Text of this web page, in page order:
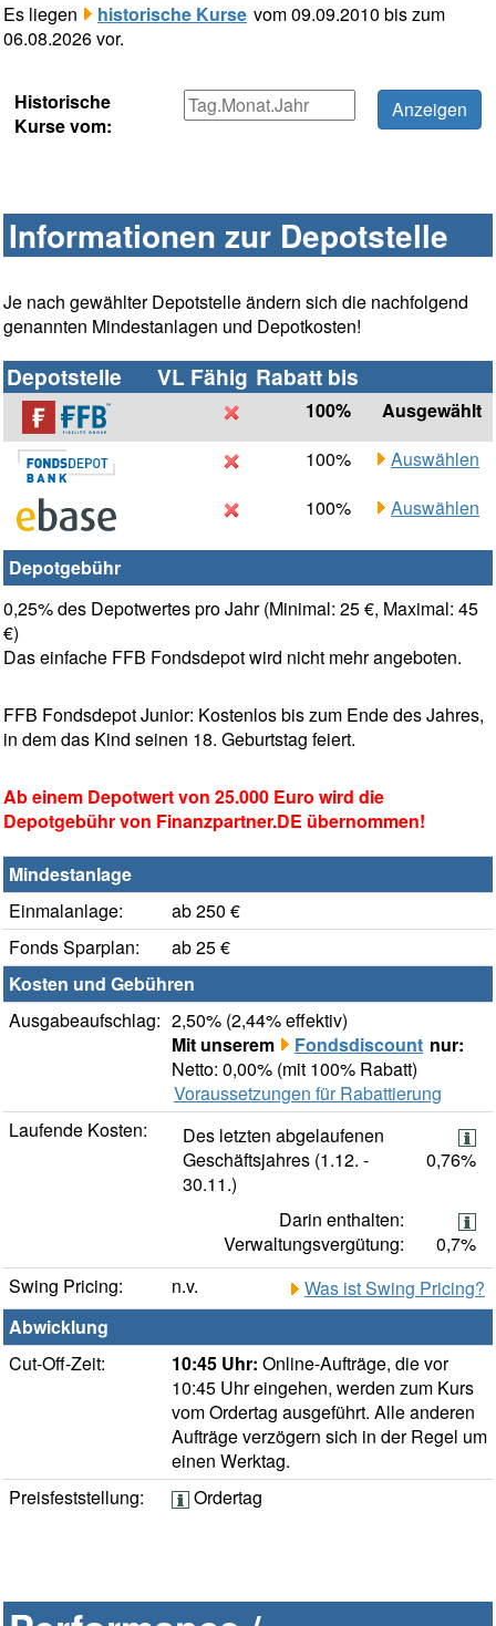
Es liegen
historische Kurse vom 09.09.2010 bis zum
06.08.2026 vor.
Historische
Kurse vom:
Informationen zur Depotstelle
Je nach gewählter Depotstelle ändern sich die nachfolgend
genannten Mindestanlagen und Depotkosten!
Depotstelle VL Fähig Rabatt bis
100%
Ausgewählt
100%
Auswählen
100%
Auswählen
Depotgebühr
0,25% des Depotwertes pro Jahr (Minimal: 25 €, Maximal: 45
€)
Das einfache FFB Fondsdepot wird nicht mehr angeboten.
FFB Fondsdepot Junior: Kostenlos bis zum Ende des Jahres,
in dem das Kind seinen 18. Geburtstag feiert.
Ab einem Depotwert von 25.000 Euro wird die
Depotgebühr von Finanzpartner.DE übernommen!
Mindestanlage
Einmalanlage:
ab 250 €
Fonds Sparplan:
ab 25 €
Kosten und Gebühren
Ausgabeaufschlag: 2,50% (2,44% effektiv)
Mit unserem
Fondsdiscount nur:
Netto: 0,00% (mit 100% Rabatt)
Voraussetzungen für Rabattierung
Laufende Kosten:
Des letzten abgelaufenen
Geschäftsjahres (1.12. -
30.11.)
0,76%
Darin enthalten:
Verwaltungsvergütung:
0,7%
Swing Pricing:
n.v.
Was ist Swing Pricing?
Abwicklung
Cut-Off-Zeit:
10:45 Uhr: Online-Aufträge, die vor
10:45 Uhr eingehen, werden zum Kurs
vom Ordertag ausgeführt. Alle anderen
Aufträge verzögern sich in der Regel um
einen Werktag.
Preisfeststellung:
Ordertag